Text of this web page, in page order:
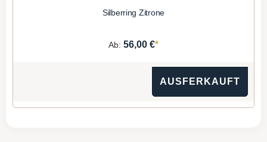
Silberring Zitrone
Ab: 56,00 €*
AUSFERKAUFT